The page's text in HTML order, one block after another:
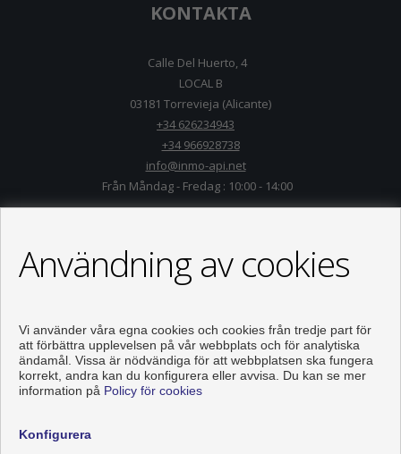
KONTAKTA
Calle Del Huerto, 4
LOCAL B
03181 Torrevieja (Alicante)
+34 626234943
+34 966928738
info@inmo-api.net
Från Måndag - Fredag : 10:00 - 14:00
Våningen och hus till salu i Torrevieja
Användning av cookies
Vi använder våra egna cookies och cookies från tredje part för
att förbättra upplevelsen på vår webbplats och för analytiska
ändamål. Vissa är nödvändiga för att webbplatsen ska fungera
korrekt, andra kan du konfigurera eller avvisa. Du kan se mer
information på Policy för cookies
Konfigurera